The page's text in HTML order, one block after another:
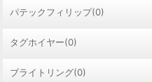
パテックフィリップ(0)
タグホイヤー(0)
ブライトリング(0)